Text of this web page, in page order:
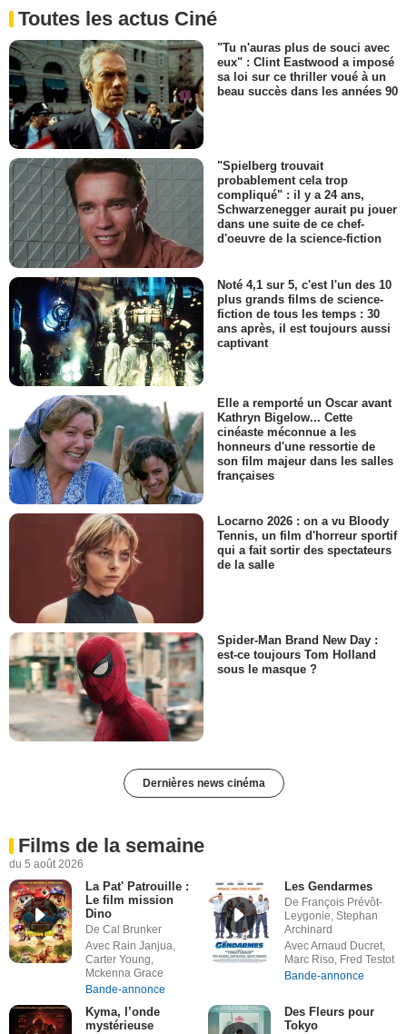
Toutes les actus Ciné
"Tu n'auras plus de souci avec
eux" : Clint Eastwood a imposé
sa loi sur ce thriller voué à un
beau succès dans les années 90
"Spielberg trouvait
probablement cela trop
compliqué" : il y a 24 ans,
Schwarzenegger aurait pu jouer
dans une suite de ce chef-
d'oeuvre de la science-fiction
Noté 4,1 sur 5, c'est l'un des 10
plus grands films de science-
fiction de tous les temps : 30
ans après, il est toujours aussi
captivant
Elle a remporté un Oscar avant
Kathryn Bigelow... Cette
cinéaste méconnue a les
honneurs d'une ressortie de
son film majeur dans les salles
françaises
Locarno 2026 : on a vu Bloody
Tennis, un film d'horreur sportif
qui a fait sortir des spectateurs
de la salle
Spider-Man Brand New Day :
est-ce toujours Tom Holland
sous le masque ?
Dernières news cinéma
Films de la semaine
du 5 août 2026
La Pat' Patrouille :
Le film mission
Dino
De Cal Brunker
Avec Rain Janjua,
Carter Young,
Mckenna Grace
Bande-annonce
Les Gendarmes
De François Prévôt-
Leygonie, Stephan
Archinard
Avec Arnaud Ducret,
Marc Riso, Fred Testot
Bande-annonce
Kyma, l’onde
mystérieuse
Des Fleurs pour
Tokyo